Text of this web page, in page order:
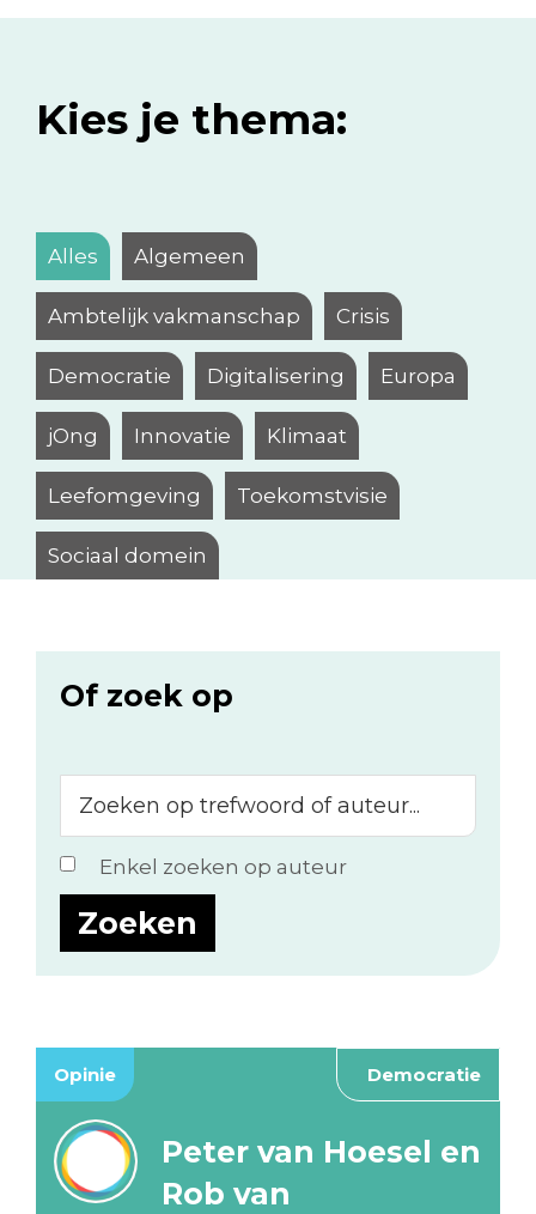
Kies je thema:
Alles Algemeen
Ambtelijk vakmanschap Crisis
Democratie Digitalisering Europa
jOng Innovatie Klimaat
Leefomgeving Toekomstvisie
Sociaal domein
Of zoek op
op
trefwoord
of
auteur...
Enkel zoeken op auteur
Opinie Democratie
Peter van Hoesel en
Rob van